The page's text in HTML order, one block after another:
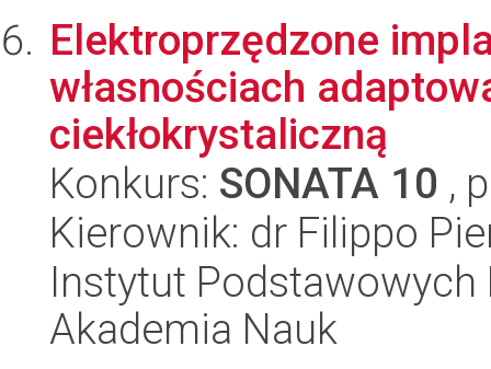
Elektroprzędzone
własnościach
ciekłokrystaliczną
Konkurs: SONATA 10 ,
Kierownik: dr Filippo
Instytut
Akademia Nauk